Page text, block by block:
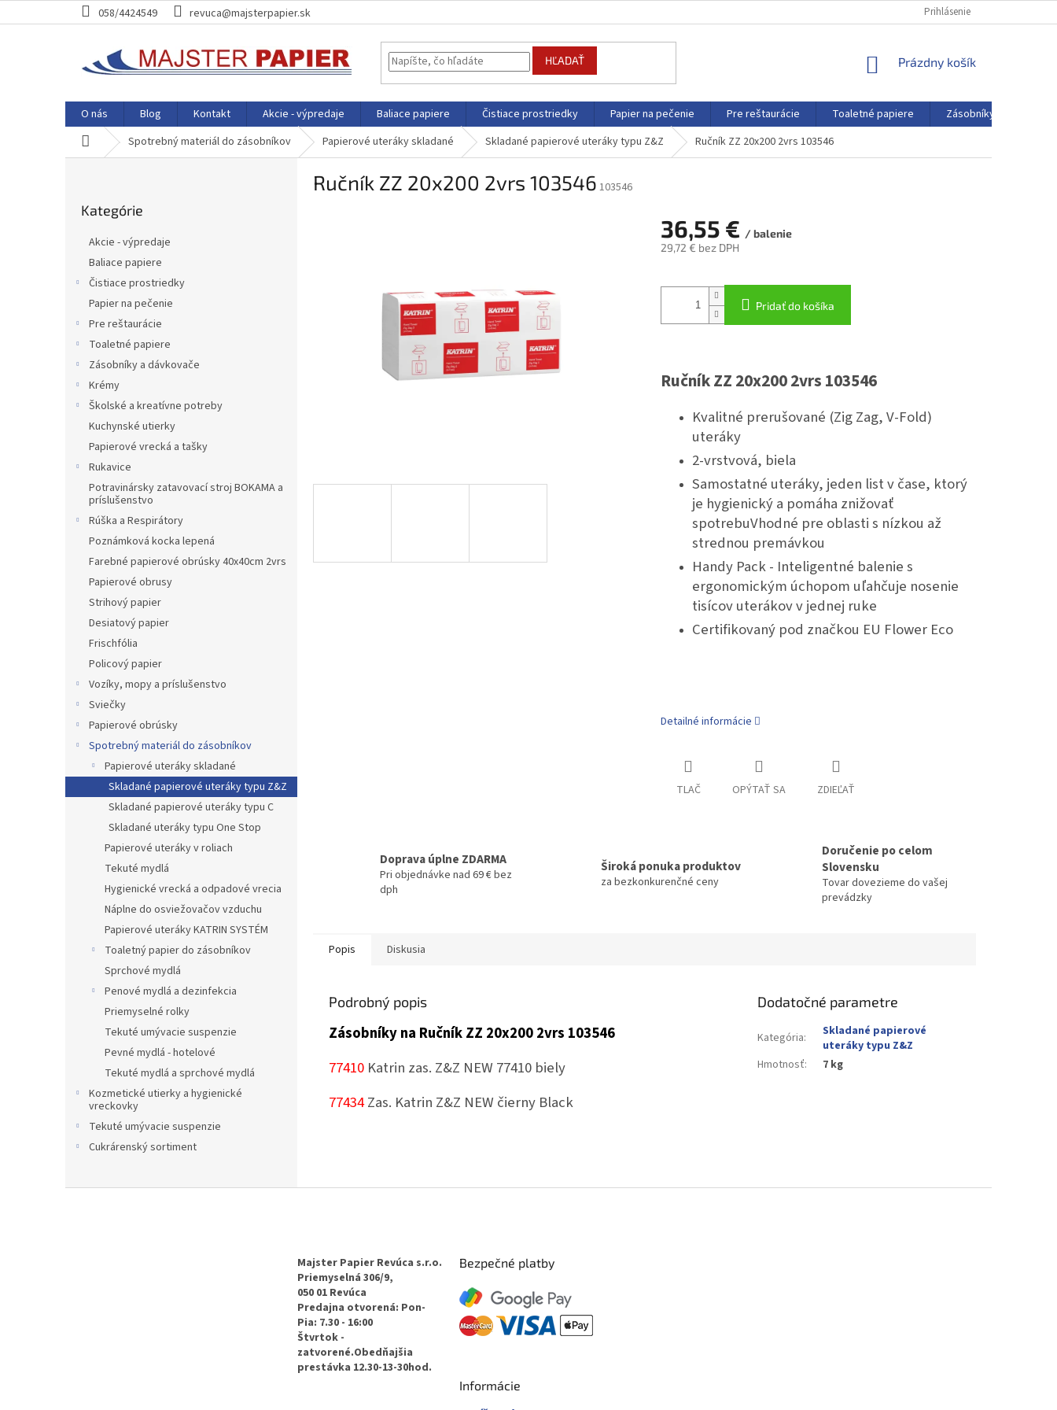
na
058/4424549 revuca@majsterpapier.sk Prihlásenie
HĽADAŤ
NÁKUPNÝ
Prázdny košík
O nás Blog Kontakt Akcie - výpredaje Baliace papiere Čistiace prostriedky Papier na pečenie Pre reštaurácie Toaletné papiere
Zásobníky a dávkovače
DomovSpotrebný materiál do zásobníkov Papierové uteráky skladané Skladané papierové uteráky typu Z&Z Ručník ZZ 20x200 2vrs 103546
kategórie
Kategórie
Akcie - výpredaje
Baliace papiere
Čistiace prostriedky
Papier na pečenie
Pre reštaurácie
Toaletné papiere
Zásobníky a dávkovače
Krémy
Školské a kreatívne potreby
Kuchynské utierky
Papierové vrecká a tašky
Rukavice
Potravinársky zatavovací stroj BOKAMA a
príslušenstvo
Rúška a Respirátory
Poznámková kocka lepená
Farebné papierové obrúsky 40x40cm 2vrs
Papierové obrusy
Strihový papier
Desiatový papier
Frischfólia
Policový papier
Vozíky, mopy a príslušenstvo
Sviečky
Papierové obrúsky
Spotrebný materiál do zásobníkov
Papierové uteráky skladané
Skladané papierové uteráky typu Z&Z
Skladané papierové uteráky typu C
Skladané uteráky typu One Stop
Papierové uteráky v roliach
Tekuté mydlá
Hygienické vrecká a odpadové vrecia
Náplne do osviežovačov vzduchu
Papierové uteráky KATRIN SYSTÉM
Toaletný papier do zásobníkov
Sprchové mydlá
Penové mydlá a dezinfekcia
Priemyselné rolky
Tekuté umývacie suspenzie
Pevné mydlá - hotelové
Tekuté mydlá a sprchové mydlá
Kozmetické utierky a hygienické
vreckovky
Tekuté umývacie suspenzie
Cukrárenský sortiment
Ručník ZZ 20x200 2vrs 103546 103546
36,55 € / balenie
29,72 € bez DPH
cena:
Pridať do košíka
Ručník ZZ 20x200 2vrs 103546
Kvalitné prerušované (Zig Zag, V-Fold)
uteráky
2-vrstvová, biela
Samostatné uteráky, jeden list v čase, ktorý
je hygienický a pomáha znižovať
spotrebuVhodné pre oblasti s nízkou až
strednou premávkou
Handy Pack - Inteligentné balenie s
ergonomickým úchopom uľahčuje nosenie
tisícov uterákov v jednej ruke
Certifikovaný pod značkou EU Flower Eco
Detailné informácie
TLAČ OPÝTAŤ SA ZDIEĽAŤ
Doprava úplne ZDARMA
Pri objednávke nad 69 € bez
dph
Široká ponuka produktov
za bezkonkurenčné ceny
Doručenie po celom
Slovensku
Tovar dovezieme do vašej
prevádzky
Popis Diskusia
Podrobný popis
Zásobníky na Ručník ZZ 20x200 2vrs 103546
77410 Katrin zas. Z&Z NEW 77410 biely
77434Zas. Katrin Z&Z NEW čierny Black
Dodatočné parametre
Kategória:
Skladané papierové
uteráky typu Z&Z
Hmotnosť: 7 kg
Majster Papier Revúca s.r.o.
Priemyselná 306/9,
050 01 Revúca
Predajna otvorená: Pon-
Pia: 7.30 - 16:00
Štvrtok -
zatvorené.Obedňajšia
prestávka 12.30-13-30hod.
Bezpečné platby
Informácie